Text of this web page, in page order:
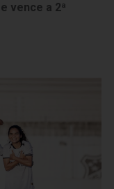
vence a 2ª